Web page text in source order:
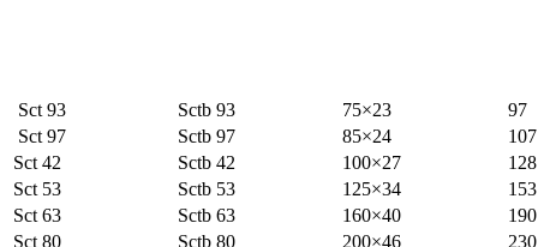
Sct 93 Sctb 93 75×23
97
Sct 97
Sctb 97 85×24
107
Sct 42
Sctb 42 100×27
128
Sct 53
Sctb 53 125×34
153
Sct 63
Sctb 63 160×40
190
Sct 80
Sctb 80 200×46
230